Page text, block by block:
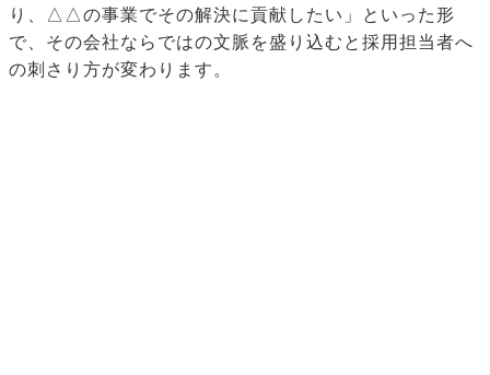
り、△△の事業でその解決に貢献したい」といった形
で、その会社ならではの文脈を盛り込むと採用担当者へ
の刺さり方が変わります。